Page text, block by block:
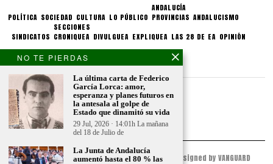
POLÍTICA SOCIEDAD CULTURA LO PÚBLICO
ANDALUCÍA
PROVINCIAS ANDALUCISMO
SINDICATOS
SECCIONES
CRONIQUEA DIVULGUEA EXPLIQUEA LAS 28 DE EA OPINIÓN
CONDICIONES LEGALES
Aviso legal
Politica de privacidad
Politica de condiciones
© 2023 - ESPACIO ANDALUZ - All Rights Reserved. Designed by VANGUARD
NO TE PIERDAS
La última carta de Federico
García Lorca: amor,
esperanza y planes futuros en
la antesala al golpe de
Estado que dinamitó su vida
29 Jul, 2026 · 14:01h La mañana
del 18 de Julio de
La Junta de Andalucía
aumentó hasta el 80 % las